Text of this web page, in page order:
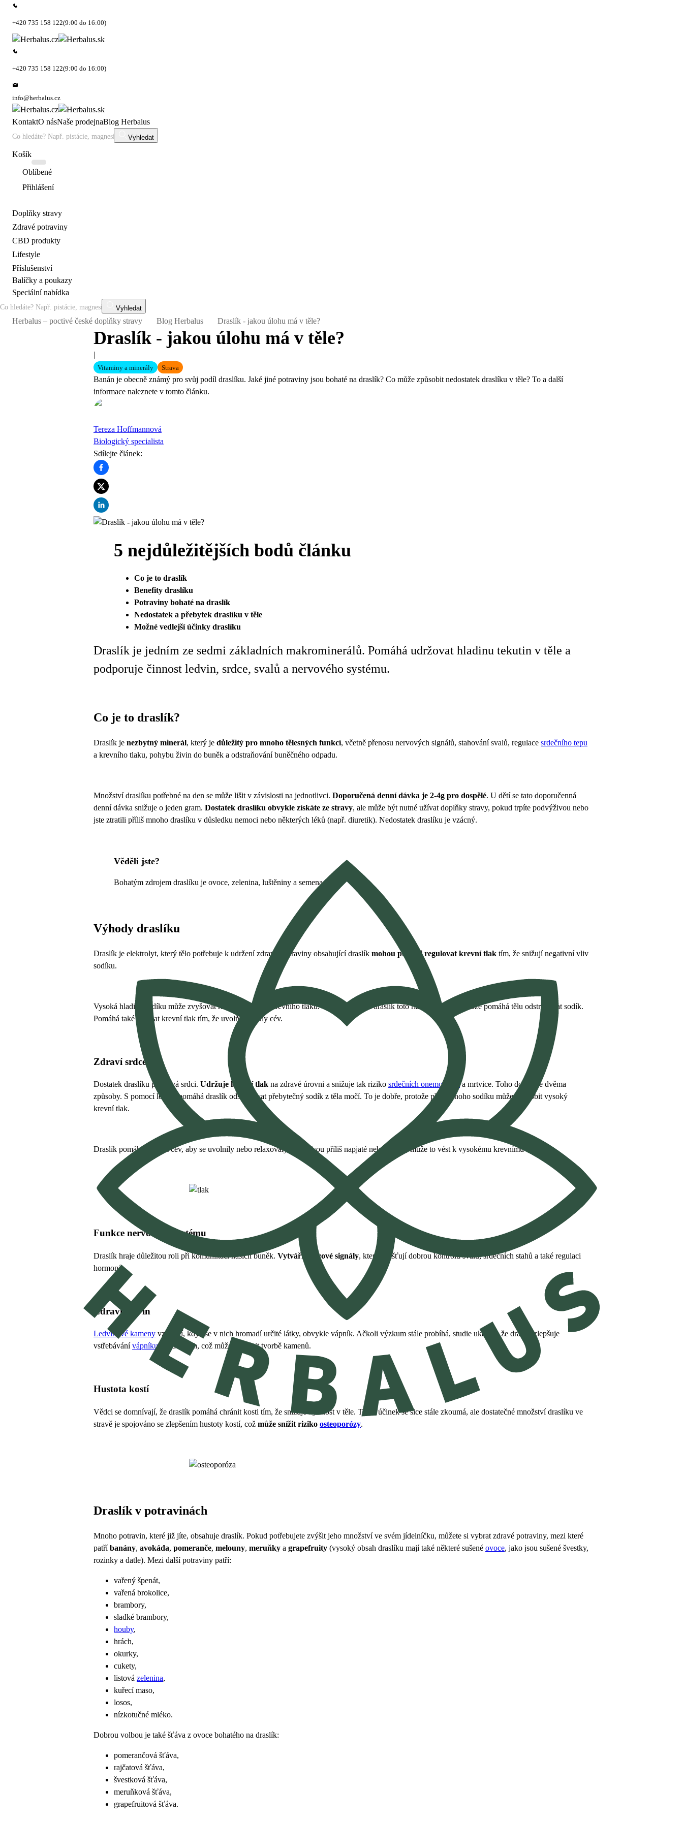
+420 735 158 122(9:00 do 16:00)
+420 735 158 122(9:00 do 16:00)
info@herbalus.cz
KontaktO násNaše prodejnaBlog Herbalus
Vyhledat
Košík
Oblíbené
Přihlášení
Doplňky stravy
Zdravé potraviny
CBD produkty
Lifestyle
Příslušenství
Balíčky a poukazy
Speciální nabídka
Vyhledat
Herbalus – poctivé české doplňky stravy Blog Herbalus Draslík - jakou úlohu má v těle?
Draslík - jakou úlohu má v těle?
|
Vitaminy a minerály Strava
Banán je obecně známý pro svůj podíl draslíku. Jaké jiné potraviny jsou bohaté na draslík? Co může způsobit nedostatek draslíku v těle? To a další
informace naleznete v tomto článku.
Tereza Hoffmannová
Biologický specialista
Sdílejte článek:
5 nejdůležitějších bodů článku
Co je to draslík
Benefity draslíku
Potraviny bohaté na draslík
Nedostatek a přebytek draslíku v těle
Možné vedlejší účinky draslíku
Draslík je jedním ze sedmi základních makrominerálů. Pomáhá udržovat hladinu tekutin v těle a
podporuje činnost ledvin, srdce, svalů a nervového systému.
Co je to draslík?
Draslík je nezbytný minerál, který je důležitý pro mnoho tělesných funkcí, včetně přenosu nervových signálů, stahování svalů, regulace srdečního tepu
a krevního tlaku, pohybu živin do buněk a odstraňování buněčného odpadu.
Množství draslíku potřebné na den se může lišit v závislosti na jednotlivci. Doporučená denní dávka je 2-4g pro dospělé. U dětí se tato doporučenná
denní dávka snižuje o jeden gram. Dostatek draslíku obvykle získáte ze stravy, ale může být nutné užívat doplňky stravy, pokud trpíte podvýživou nebo
jste ztratili příliš mnoho draslíku v důsledku nemoci nebo některých léků (např. diuretik). Nedostatek draslíku je vzácný.
Věděli jste?
Bohatým zdrojem draslíku je ovoce, zelenina, luštěniny a semena.
Výhody draslíku
Draslík je elektrolyt, který tělo potřebuje k udržení zdraví. Potraviny obsahující draslík mohou pomoci regulovat krevní tlak tím, že snižují negativní vliv
sodíku.
Vysoká hladina sodíku může zvyšovat riziko vysokého krevního tlaku. U zdravých lidí draslík toto riziko snižuje, protože pomáhá tělu odstraňovat sodík.
Pomáhá také zvládat krevní tlak tím, že uvolňuje stěny cév.
Zdraví srdce
Dostatek draslíku prospívá srdci. Udržuje krevní tlak na zdravé úrovni a snižuje tak riziko srdečních onemocnění a mrtvice. Toho dosahuje dvěma
způsoby. S pomocí ledvin pomáhá draslík odstraňovat přebytečný sodík z těla močí. To je dobře, protože příliš mnoho sodíku může způsobit vysoký
krevní tlak.
Draslík pomáhá stěnám cév, aby se uvolnily nebo relaxovaly. Když jsou příliš napjaté nebo ztuhlé, může to vést k vysokému krevnímu tlaku.
Funkce nervového systému
Draslík hraje důležitou roli při komunikaci našich buněk. Vytváří nervové signály, které zajišťují dobrou kontrolu svalů, srdečních stahů a také regulaci
hormonů.
Zdraví ledvin
Ledvinové kameny vznikají, když se v nich hromadí určité látky, obvykle vápník. Ačkoli výzkum stále probíhá, studie ukazují, že draslík zlepšuje
vstřebávánívápníkuv ledvinách, což může zabránit tvorbě kamenů.
Hustota kostí
Vědci se domnívají, že draslík pomáhá chránit kosti tím, že snižuje kyselost v těle. Tento účinek se sice stále zkoumá, ale dostatečné množství draslíku ve
stravě je spojováno se zlepšením hustoty kostí, což může snížit riziko osteoporózy.
Draslík v potravinách
Mnoho potravin, které již jíte, obsahuje draslík. Pokud potřebujete zvýšit jeho množství ve svém jídelníčku, můžete si vybrat zdravé potraviny, mezi které
patříbanány, avokáda, pomeranče, melouny, meruňky a grapefruity (vysoký obsah draslíku mají také některé sušené ovoce, jako jsou sušené švestky,
rozinky a datle). Mezi další potraviny patří:
vařený špenát,
vařená brokolice,
brambory,
sladké brambory,
houby,
hrách,
okurky,
cukety,
listová zelenina,
kuřecí maso,
losos,
nízkotučné mléko.
Dobrou volbou je také šťáva z ovoce bohatého na draslík:
pomerančová šťáva,
rajčatová šťáva,
švestková šťáva,
meruňková šťáva,
grapefruitová šťáva.